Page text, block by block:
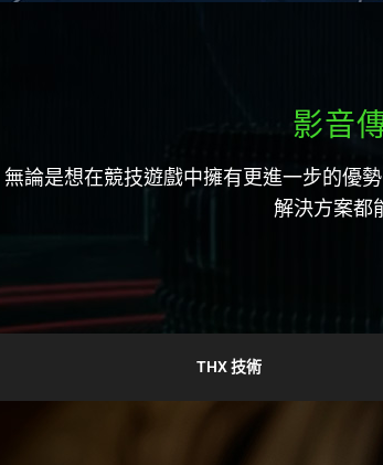
影音
無論是想在競技遊戲中擁有更進一步的優
解決方案都
THX 技術